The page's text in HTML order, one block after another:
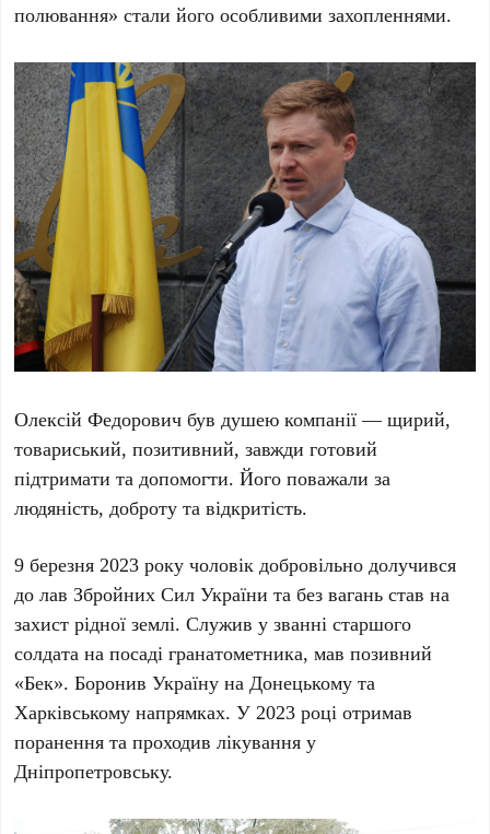
полювання» стали його особливими захопленнями.
Олексій Федорович був душею компанії — щирий,
товариський, позитивний, завжди готовий
підтримати та допомогти. Його поважали за
людяність, доброту та відкритість.
9 березня 2023 року чоловік добровільно долучився
до лав Збройних Сил України та без вагань став на
захист рідної землі. Служив у званні старшого
солдата на посаді гранатометника, мав позивний
«Бек». Боронив Україну на Донецькому та
Харківському напрямках. У 2023 році отримав
поранення та проходив лікування у
Дніпропетровську.